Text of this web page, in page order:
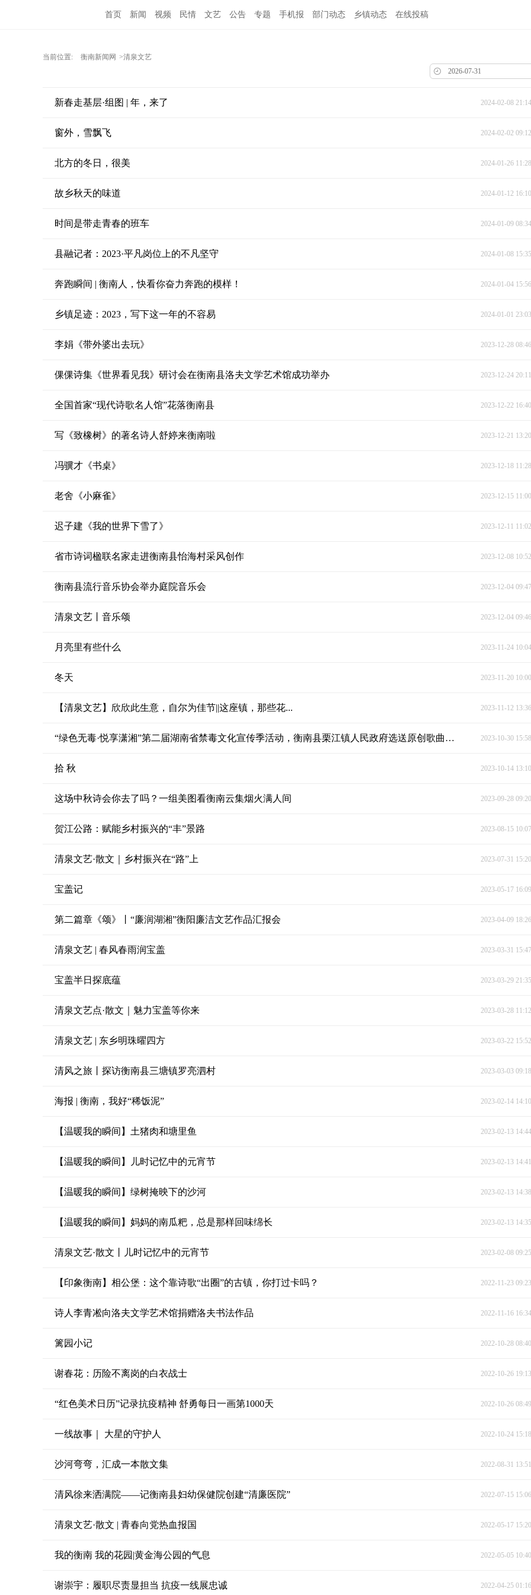
首页 新闻 视频 民情 文艺 公告 专题 手机报 部门动态 乡镇动态 在线投稿
当前位置: 衡南新闻网 >清泉文艺
新春走基层·组图 | 年，来了 2024-02-08
窗外，雪飘飞 2024-02-02
北方的冬日，很美 2024-01-26
故乡秋天的味道 2024-01-12
时间是带走青春的班车 2024-01-09
县融记者：2023·平凡岗位上的不凡坚守 2024-01-08
奔跑瞬间 | 衡南人，快看你奋力奔跑的模样！ 2024-01-04
乡镇足迹：2023，写下这一年的不容易 2024-01-01
李娟《带外婆出去玩》 2023-12-28
倮倮诗集《世界看见我》研讨会在衡南县洛夫文学艺术馆成功举办 2023-12-24
全国首家“现代诗歌名人馆”花落衡南县 2023-12-22
写《致橡树》的著名诗人舒婷来衡南啦 2023-12-21
冯骥才《书桌》 2023-12-18
老舍《小麻雀》 2023-12-15
迟子建《我的世界下雪了》 2023-12-11
省市诗词楹联名家走进衡南县怡海村采风创作 2023-12-08
衡南县流行音乐协会举办庭院音乐会 2023-12-04
清泉文艺丨音乐颂 2023-12-04
月亮里有些什么 2023-11-24
冬天 2023-11-20
【清泉文艺】欣欣此生意，自尔为佳节||这座镇，那些花... 2023-11-12
“绿色无毒·悦享潇湘”第二届湖南省禁毒文化宣传季活动，衡南县栗江镇人民政府选送原创歌曲MV——《守护光明》首发 2023-10-30
拾 秋 2023-10-14
这场中秋诗会你去了吗？一组美图看衡南云集烟火满人间 2023-09-28
贺江公路：赋能乡村振兴的“丰”景路 2023-08-15
清泉文艺·散文｜乡村振兴在“路”上 2023-07-31
宝盖记 2023-05-17
第二篇章《颂》丨“廉润湖湘”衡阳廉洁文艺作品汇报会 2023-04-09
清泉文艺 | 春风春雨润宝盖 2023-03-31
宝盖半日探底蕴 2023-03-29
清泉文艺点·散文｜魅力宝盖等你来 2023-03-28
清泉文艺 | 东乡明珠曜四方 2023-03-22
清风之旅丨探访衡南县三塘镇罗亮泗村 2023-03-03
海报 | 衡南，我好“稀饭泥” 2023-02-14
【温暖我的瞬间】土猪肉和塘里鱼 2023-02-13
【温暖我的瞬间】儿时记忆中的元宵节 2023-02-13
【温暖我的瞬间】绿树掩映下的沙河 2023-02-13
【温暖我的瞬间】妈妈的南瓜粑，总是那样回味绵长 2023-02-13
清泉文艺·散文丨儿时记忆中的元宵节 2023-02-08
【印象衡南】相公堡：这个靠诗歌“出圈”的古镇，你打过卡吗？ 2022-11-23
诗人李青凇向洛夫文学艺术馆捐赠洛夫书法作品 2022-11-16
篱园小记 2022-10-28
谢春花：历险不离岗的白衣战士 2022-10-26
“红色美术日历”记录抗疫精神 舒勇每日一画第1000天 2022-10-26
一线故事｜ 大星的守护人 2022-10-24
沙河弯弯，汇成一本散文集 2022-08-31
清风徐来洒满院——记衡南县妇幼保健院创建“清廉医院” 2022-07-15
清泉文艺·散文 | 青春向党热血报国 2022-05-17
我的衡南 我的花园|黄金海公园的气息 2022-05-05
谢崇宇：履职尽责显担当 抗疫一线展忠诚 2022-04-25